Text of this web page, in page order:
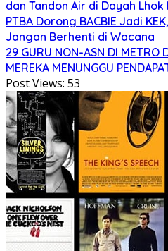
dan Tandon Air di Dayah Lhok
PTBA Dorong BACBIE Jadi
Jangan Berhenti di Wacana
29 GURU NON-ASN DI METRO
MEREKA MENUNGGU
Post Views: 53